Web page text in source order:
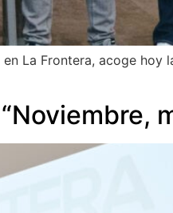
La Frontera, acoge hoy